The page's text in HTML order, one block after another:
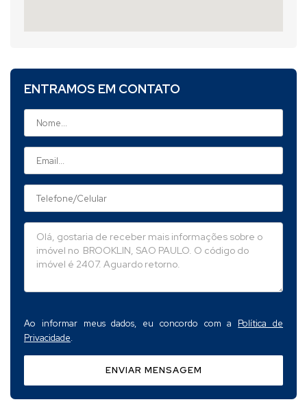
ENTRAMOS EM CONTATO
Ao informar meus dados, eu concordo com a Política de
Privacidade.
ENVIAR MENSAGEM